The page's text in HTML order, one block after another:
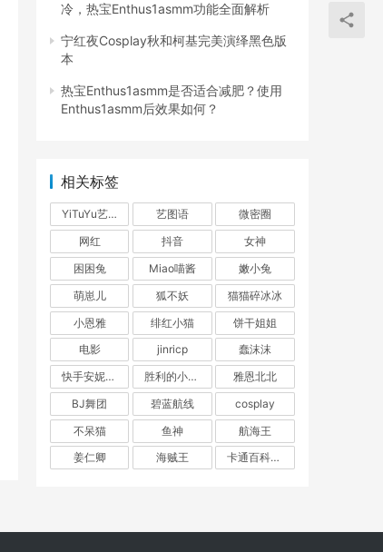
冷，热宝Enthus1asmm功能全面解析
宁红夜Cosplay秋和柯基完美演绎黑色版
本
热宝Enthus1asmm是否适合减肥？使用
Enthus1asmm后效果如何？
相关标签
YiTuYu艺图语 艺图语
微密圈
网红
抖音
女神
困困兔
Miao喵酱
嫩小兔
萌崽儿
狐不妖
猫猫碎冰冰
小恩雅
绯红小猫
饼干姐姐
电影
jinricp
蠢沫沫
快手安妮朵朵
胜利的小生活
雅恩北北
BJ舞团
碧蓝航线
cosplay
不呆猫
鱼神
航海王
姜仁卿
海贼王 卡通百科老王